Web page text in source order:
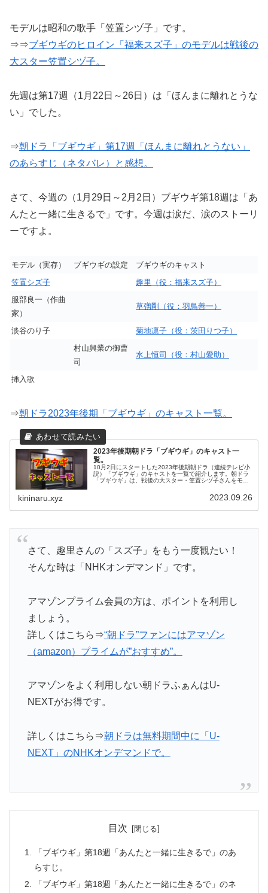
モデルは昭和の歌手「笠置シヅ子」です。
⇒⇒ブギウギのヒロイン「福来スズ子」のモデルは戦後の
大スター笠置シヅ子。
先週は第17週（1月22日～26日）は「ほんまに離れとうな
い」でした。
⇒朝ドラ「ブギウギ」第17週「ほんまに離れとうない」
のあらすじ（ネタバレ）と感想。
さて、今週の（1月29日～2月2日）ブギウギ第18週は「あ
んたと一緒に生きるで」です。今週は涙だ、涙のストーリ
ーですよ。
モデル（実存） ブギウギの設定
ブギウギのキャスト
笠置シズ子
趣里（役：福来スズ子）
服部良一（作曲
家）
草彅剛（役：羽鳥善一）
淡谷のり子
菊地凛子（役：茨田りつ子）
村山興業の御曹
司
水上恒司（役：村山愛助）
挿入歌
⇒朝ドラ2023年後期「ブギウギ」のキャスト一覧。
2023年後期朝ドラ「ブギウギ」のキャスト一
覧。
10月2日にスタートした2023年後期朝ドラ（連続テレビ小
説）「ブギウギ」のキャストを一覧で紹介します。朝ドラ
「ブギウギ」は、戦後の大スター・笠置シヅ子さんをモデ
kininaru.xyz 2023.09.26
さて、趣里さんの「スズ子」をもう一度観たい！
そんな時は「NHKオンデマンド」です。
アマゾンプライム会員の方は、ポイントを利用し
ましょう。
詳しくはこちら⇒“朝ドラ”ファンにはアマゾン
（amazon）プライムが”おすすめ”。
アマゾンをよく利用しない朝ドラふぁんはU-
NEXTがお得です。
詳しくはこちら⇒朝ドラは無料期間中に「U-
NEXT」のNHKオンデマンドで。
目次
「ブギウギ」第18週「あんたと一緒に生きるで」のあ
らすじ。
「ブギウギ」第18週「あんたと一緒に生きるで」のネ